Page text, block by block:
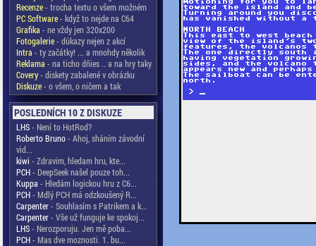
Recenze- trocha textu o všem možném
PC Software- když to nejde na C64
Grafika - ne vždy jen 320x200
Fotogalerie- důkazy nejen z akcí
Intra - ty začátky! ... a mnohdy několik
Reklama - na ticho dňies .. a na hry taky
Covery- diskety zabalené v obrázku
Diskuze- o všem, o ničem a tak
POSLEDNÍCH 10 Z DISKUZE
LHS- Není to HotRod?
Roberto Bruno- Ahoj, sháním závodní
vid...
kiwi - Zdravim, hledam hru, kte...
PCH- DeepSeek našel pouze toh...
Kuppa - Hledám logickou hru z C6...
PCH- Mdlý PCH má odzkoušený R...
Carpenter- Souhlasím s Patrikem a k...
Carpenter- Vše už funguje ke spokoj...
LHS- Nerozporuju. Jen mě poba...
PCH- Mas dve moznosti. 1. bu...